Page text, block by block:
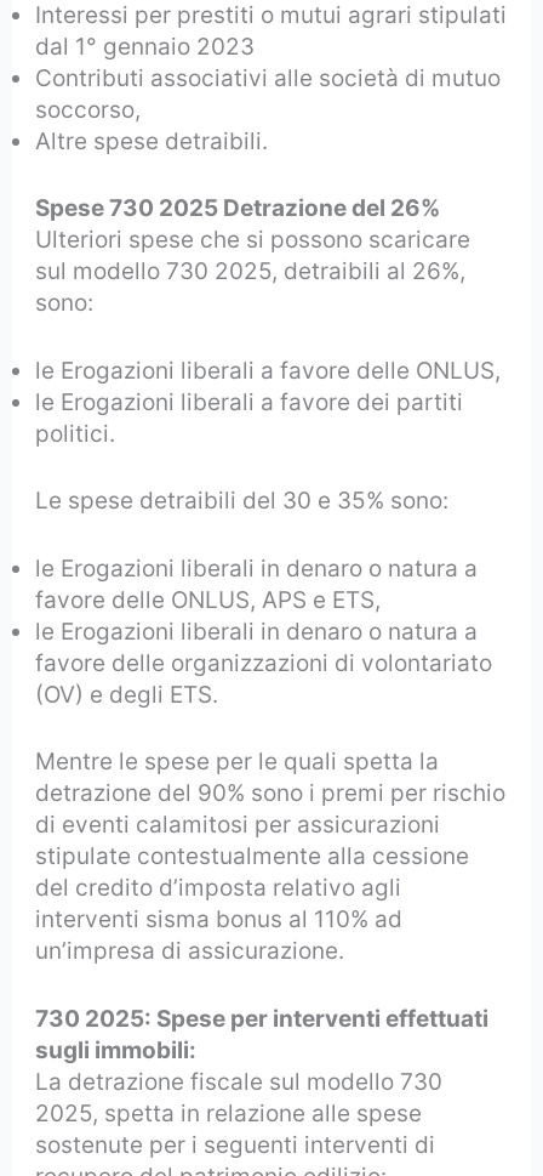
Interessi per prestiti o mutui agrari stipulati
dal 1° gennaio 2023
Contributi associativi alle società di mutuo
soccorso,
Altre spese detraibili.
Spese 730 2025 Detrazione del 26%
Ulteriori spese che si possono scaricare
sul modello 730 2025, detraibili al 26%,
sono:
le Erogazioni liberali a favore delle ONLUS,
le Erogazioni liberali a favore dei partiti
politici.
Le spese detraibili del 30 e 35% sono:
le Erogazioni liberali in denaro o natura a
favore delle ONLUS, APS e ETS,
le Erogazioni liberali in denaro o natura a
favore delle organizzazioni di volontariato
(OV) e degli ETS.
Mentre le spese per le quali spetta la
detrazione del 90% sono i premi per rischio
di eventi calamitosi per assicurazioni
stipulate contestualmente alla cessione
del credito d’imposta relativo agli
interventi sisma bonus al 110% ad
un’impresa di assicurazione.
730 2025: Spese per interventi effettuati
sugli immobili:
La detrazione fiscale sul modello 730
2025, spetta in relazione alle spese
sostenute per i seguenti interventi di